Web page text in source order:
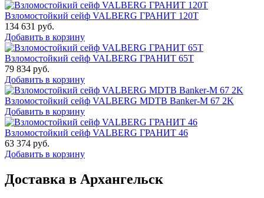
Взломостойкий сейф VALBERG ГРАНИТ 120Т
134 631 руб.
Добавить в корзину
Взломостойкий сейф VALBERG ГРАНИТ 65Т
79 834 руб.
Добавить в корзину
Взломостойкий сейф VALBERG MDTB Banker-M 67 2K
Добавить в корзину
Взломостойкий сейф VALBERG ГРАНИТ 46
63 374 руб.
Добавить в корзину
Доставка в Архангельск